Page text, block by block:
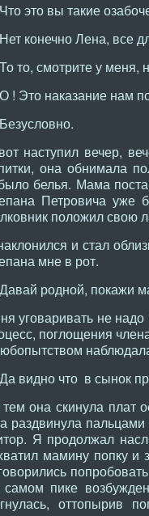
это вы такие
конечно Лена, все
то, смотрите у меня,
! Это наказание нам
наступил вечер,
она обнимала
белья. Мама
Петровича уже
положил свою
и стал
мне в рот.
родной, покажи
уговаривать не
поглощения
видно что в сынок
она скинула плат
раздвинула
Я продолжал
мамину попку и
самом пике
оттопырив